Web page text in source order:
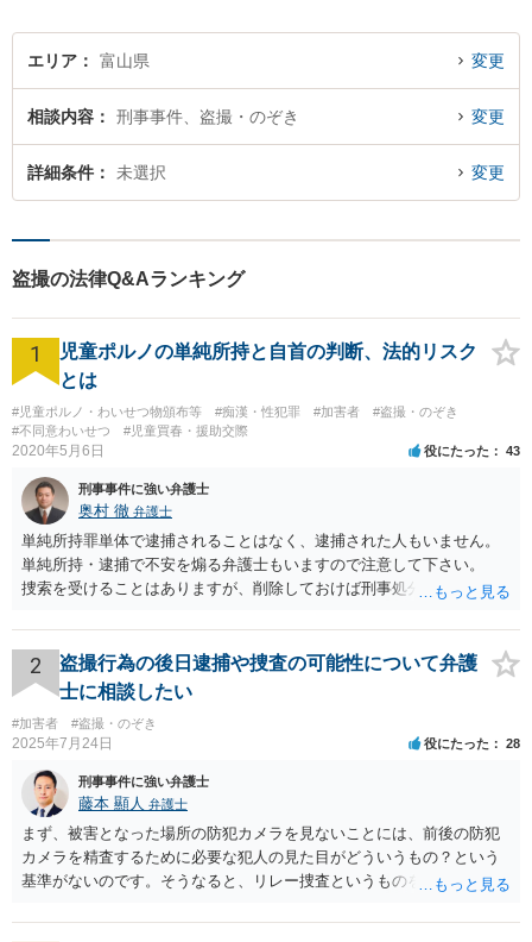
エリア 富山県 変更
相談内容 刑事事件、盗撮・のぞき 変更
詳細条件 未選択 変更
盗撮の法律Q&Aランキング
1
児童ポルノの単純所持と自首の判断、法的リスク
とは
#児童ポルノ・わいせつ物頒布等 #痴漢・性犯罪 #加害者
#盗撮・のぞき
#不同意わいせつ
#児童買春・援助交際
2020年5月6日 役にたった 43
刑事事件に強い弁護士
奥村 徹 弁護士
単純所持罪単体で逮捕されることはなく、逮捕された人もいません。
単純所持・逮捕で不安を煽る弁護士もいますので注意して下さい。
捜索を受けることはありますが、削除しておけば刑事処分をうけるこ
どしておけばいいでしょう。
2
盗撮行為の後日逮捕や捜査の可能性について弁護
士に相談したい
#加害者 #盗撮・のぞき
2025年7月24日 役にたった 28
刑事事件に強い弁護士
藤本 顯人 弁護士
まず、被害となった場所の防犯カメラを見ないことには、前後の防犯
カメラを精査するために必要な犯人の見た目がどういうもの？という
基準がないのです。そうなると、リレー捜査というものをしようがあ
ると、その前後の捜査も行われていないと考えるのが自然です。（回